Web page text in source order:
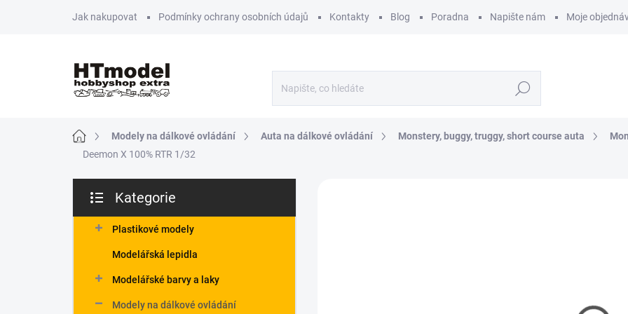
Jak nakupovat Podmínky ochrany osobních údajů Kontakty Blog Poradna Napište nám Moje
Hledat
Domů Modely na dálkové ovládání Auta na dálkové ovládání Monstery, buggy, truggy, short course auta
Deemon X 100% RTR 1/32
s
kategorie
Kategorie
Plastikové modely
Modelářská lepidla
Modelářské barvy a laky
Modely na dálkové ovládání